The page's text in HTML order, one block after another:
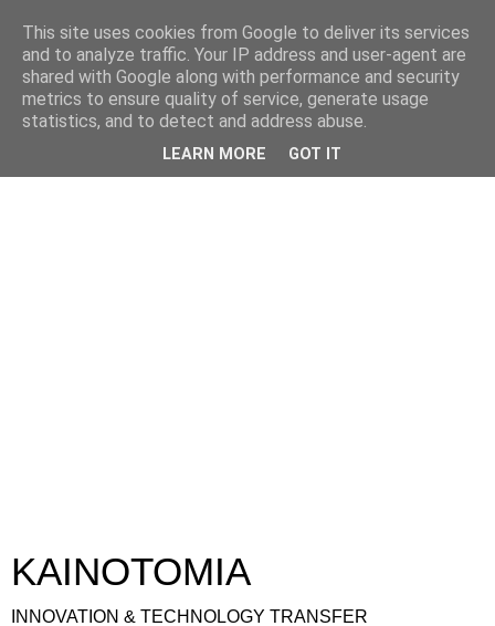
ΚΑΙΝΟΤΟΜΙΑ
INNOVATION & TECHNOLOGY TRANSFER
This site uses cookies from Google to deliver its services
and to analyze traffic. Your IP address and user-agent are
shared with Google along with performance and security
metrics to ensure quality of service, generate usage
statistics, and to detect and address abuse.
LEARN MORE GOT IT